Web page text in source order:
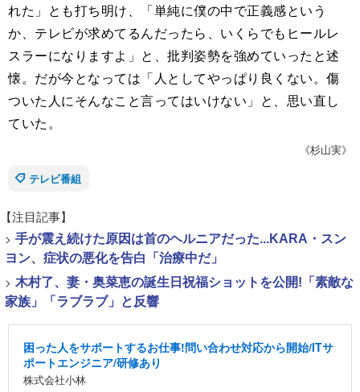
れた」とも打ち明け、「単純に僕の中で正義感という
か、テレビが求めてるんだったら、いくらでもヒールレ
スラーになりますよ」と、批判姿勢を強めていったと述
懐。だが今となっては「人としてやっぱり良くない。傷
ついた人にそんなこと言ってはいけない」と、思い直し
ていた。
《杉山実》
テレビ番組
【注目記事】
> 手が震え続けた原因は首のヘルニアだった...KARA・スン
ヨン、症状の悪化を告白「治療中だ」
> 木村了、妻・奥菜恵の誕生日祝福ショットを公開!「素敵な
家族」「ラブラブ」と反響
困った人をサポートするお仕事!問い合わせ対応から開始/ITサ
ポートエンジニア/研修あり
株式会社小林